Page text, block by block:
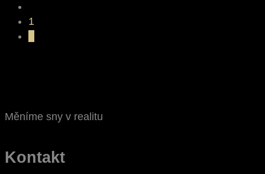
1
Měníme sny v realitu
Kontakt